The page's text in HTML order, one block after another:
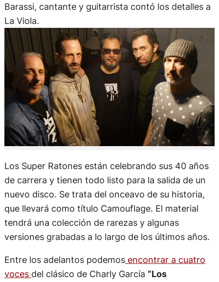
Barassi, cantante y guitarrista contó los detalles a
La Viola.
Los Super Ratones están celebrando sus 40 años
de carrera y tienen todo listo para la salida de un
nuevo disco. Se trata del onceavo de su historia,
que llevará como título Camouflage. El material
tendrá una colección de rarezas y algunas
versiones grabadas a lo largo de los últimos años.
Entre los adelantos podemosencontrar a cuatro
voces del clásico de Charly García “Los